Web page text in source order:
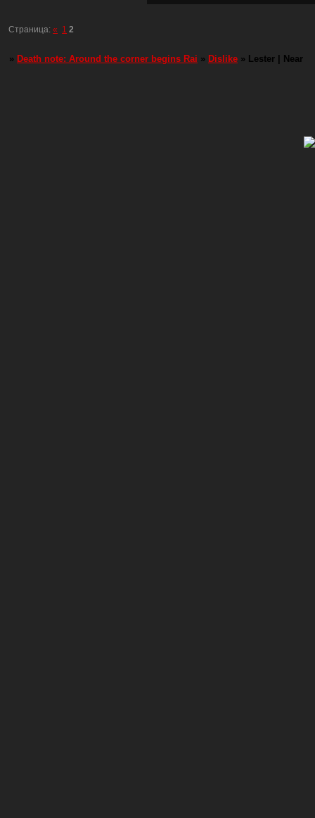
Страница:« 1 2
» Death note: Around the corner begins Rai » Dislike » Lester | Near